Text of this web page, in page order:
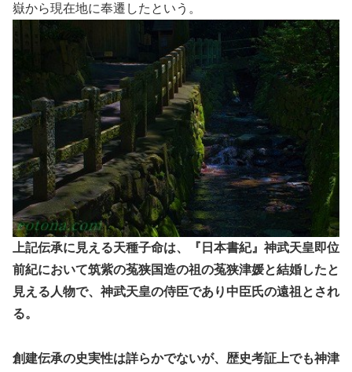
嶽から現在地に奉遷したという。
上記伝承に見える天種子命は、『日本書紀』神武天皇即位
前紀において筑紫の菟狭国造の祖の菟狭津媛と結婚したと
見える人物で、神武天皇の侍臣であり中臣氏の遠祖とされ
る。
創建伝承の史実性は詳らかでないが、歴史考証上でも神津